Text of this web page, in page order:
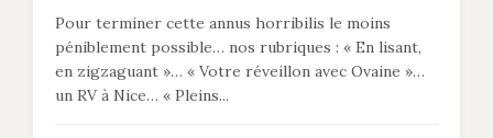
Pour terminer cette annus horribilis le moins
péniblement possible… nos rubriques : « En lisant,
en zigzaguant »… « Votre réveillon avec Ovaine »…
un RV à Nice… « Pleins...